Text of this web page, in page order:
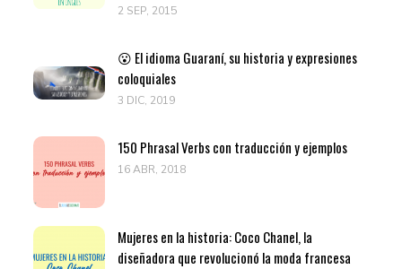
2 SEP, 2015
😮 El idioma Guaraní, su historia y expresiones
coloquiales
3 DIC, 2019
150 Phrasal Verbs con traducción y ejemplos
16 ABR, 2018
Mujeres en la historia: Coco Chanel, la
diseñadora que revolucionó la moda francesa